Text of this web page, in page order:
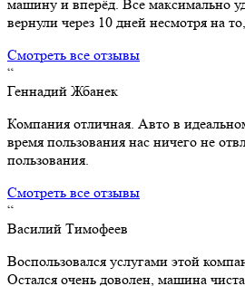
машину и вперёд. Все максимально
вернули через 10 дней несмотря на
Смотреть все отзывы
“
Геннадий Жбанек
Компания отличная. Авто в
время пользования нас ничего не
пользования.
Смотреть все отзывы
“
Василий Тимофеев
Воспользовался услугами этой
Остался очень доволен, машина